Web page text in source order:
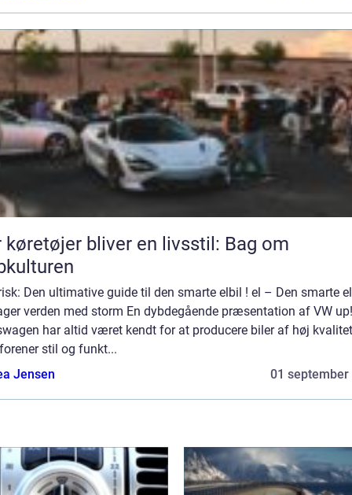
køretøjer bliver en livsstil: Bag om
Den ultimative guide til den smarte elbil ! el – Den smarte
verden med storm En dybdegående præsentation af VW
har altid været kendt for at producere biler af høj
stil og funkt...
Jensen
01 september